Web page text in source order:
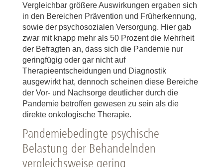
Vergleichbar größere Auswirkungen ergaben sich
in den Bereichen Prävention und Früherkennung,
sowie der psychosozialen Versorgung. Hier gab
zwar mit knapp mehr als 50 Prozent die Mehrheit
der Befragten an, dass sich die Pandemie nur
geringfügig oder gar nicht auf
Therapieentscheidungen und Diagnostik
ausgewirkt hat, dennoch scheinen diese Bereiche
der Vor- und Nachsorge deutlicher durch die
Pandemie betroffen gewesen zu sein als die
direkte onkologische Therapie.
Pandemiebedingte psychische
Belastung der Behandelnden
vergleichsweise gering